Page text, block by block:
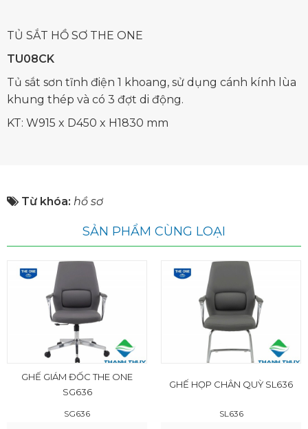
TỦ SẮT HỒ SƠ THE ONE
TU08CK
Tủ sắt sơn tĩnh điện 1 khoang, sử dụng cánh kính lùa
khung thép và có 3 đợt di động.
KT: W915 x D450 x H1830 mm
Từ khóa: hồ sơ
SẢN PHẨM CÙNG LOẠI
GHẾ GIÁM ĐỐC THE ONE
SG636
SG636
GHẾ HỌP CHÂN QUỲ SL636
SL636